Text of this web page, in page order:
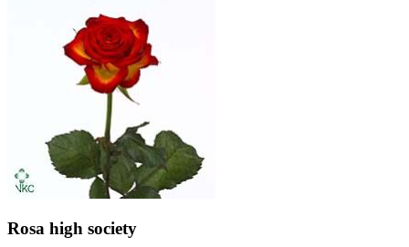
Rosa high society